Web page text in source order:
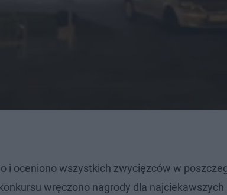
i oceniono wszystkich zwycięzców w
wręczono nagrody dla